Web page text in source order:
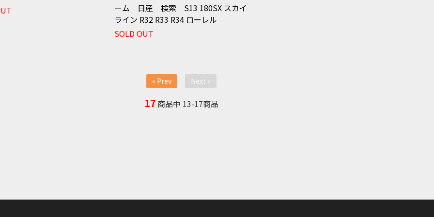
ーム 日産 検索 S13 180SX スカイ
ライン R32 R33 R34 ローレル
SOLD OUT
« Prev Next »
17 商品中 13-17商品